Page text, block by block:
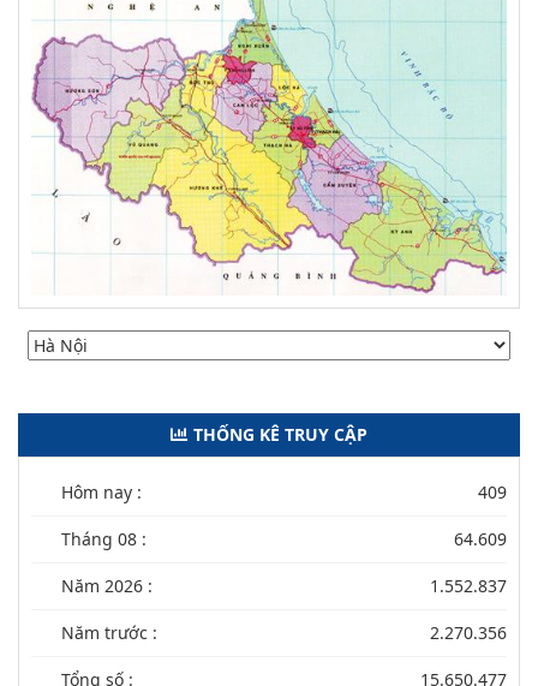
THỐNG KÊ TRUY CẬP
Hôm nay : 409
Tháng 08 : 64.609
Năm 2026 : 1.552.837
Năm trước : 2.270.356
Tổng số : 15.650.477